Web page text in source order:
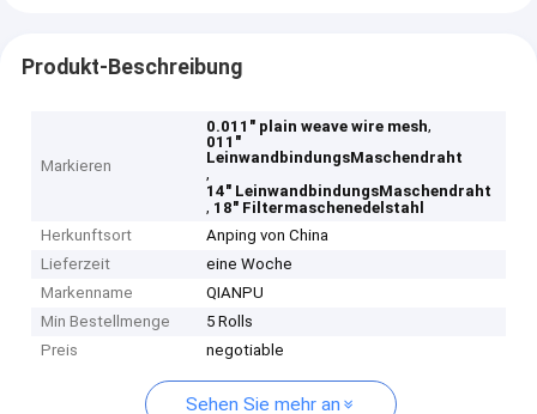
Produkt-Beschreibung
Markieren
0.011" plain weave wire mesh,
011"
LeinwandbindungsMaschendraht
,
14" LeinwandbindungsMaschendraht
, 18" Filtermaschenedelstahl
Herkunftsort
Anping von China
Lieferzeit
eine Woche
Markenname
QIANPU
Min Bestellmenge
5 Rolls
Preis
negotiable
Sehen Sie mehr an